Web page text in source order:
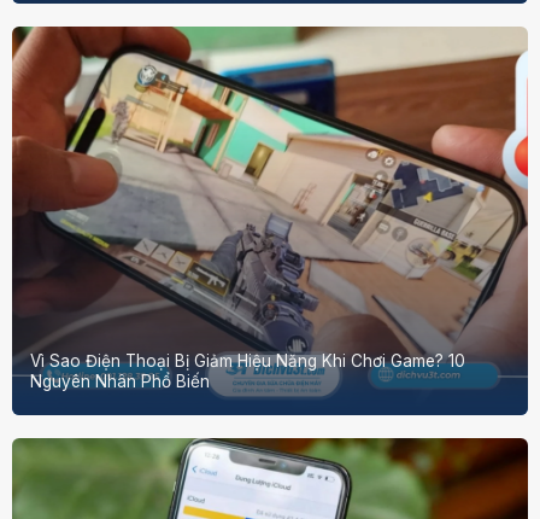
Vì Sao Điện Thoại Bị Giảm Hiệu Năng Khi Chơi Game? 10
Nguyên Nhân Phổ Biến